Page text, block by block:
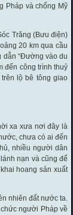
Pháp và chống Mỹ
Trăng (Bưu điện)
20 km qua cầu
dẫn “Đường vào du
đến công trình thuỷ
lộ bê tông giao
xa xưa nơi đây là
chưa có ai đến
nhiều người dân
nạn và cũng để
hoang sản xuất
nhiên đất nước ta.
người Pháp về